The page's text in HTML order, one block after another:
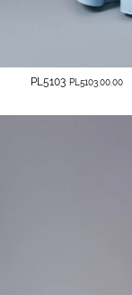
PL5103 PL5103.00.00